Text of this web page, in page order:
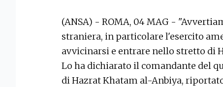
(ANSA) - ROMA, 04 MAG -
straniera, in particolare l'esercito
avvicinarsi e entrare nello stretto di
Lo ha dichiarato il comandante del
di Hazrat Khatam al-Anbiya,